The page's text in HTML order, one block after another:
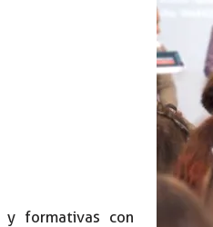
y formativas con